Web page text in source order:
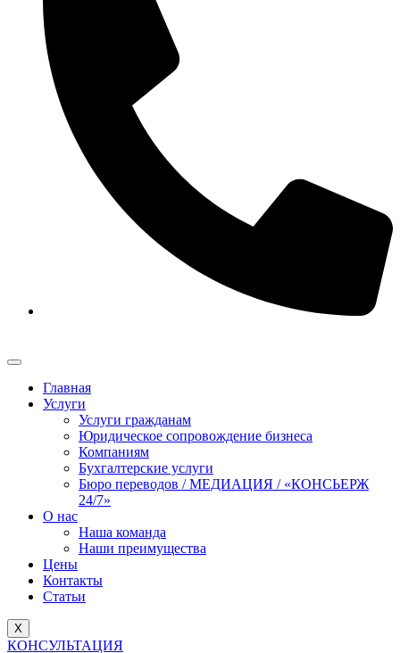
Главная
Услуги
Услуги гражданам
Юридическое сопровождение бизнеса
Компаниям
Бухгалтерские услуги
Бюро переводов / МЕДИАЦИЯ / «КОНСЬЕРЖ
24/7»
О нас
Наша команда
Наши преимущества
Цены
Контакты
Статьи
X
КОНСУЛЬТАЦИЯ